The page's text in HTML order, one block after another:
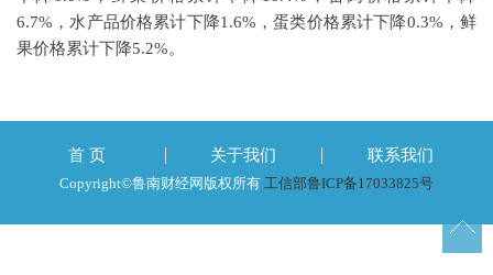
6.7%，水产品价格累计下降1.6%，蛋类价格累计下降0.3%，鲜
果价格累计下降5.2%。
首 页 关于我们 联系我们
Copyright©鲁南财经网版权所有 工信部鲁ICP备17033825号